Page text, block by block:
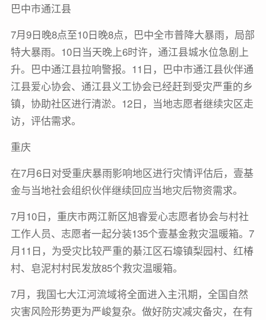
巴中市通江县
7月9日晚8点至10日晚8点，巴中全市普降大暴雨，局部
特大暴雨。10日当天晚上6时许，通江县城水位急剧上
升。巴中通江县拉响警报。11日，巴中市通江县伙伴通
江县爱心协会、通江县义工协会已经赶到受灾严重的乡
镇，协助社区进行清淤。12日，当地志愿者继续灾区走
访，评估需求。
重庆
在7月6日对受重庆暴雨影响地区进行灾情评估后，壹基
金与当地社会组织伙伴继续回应当地灾后物资需求。
7月10日，重庆市两江新区旭睿爱心志愿者协会与村社
工作人员、志愿者一起分装135个壹基金救灾温暖箱。7
月11日，为受灾比较严重的綦江区石壕镇梨园村、红椿
村、皂泥村村民发放85个救灾温暖箱。
7月，我国七大江河流域将全面进入主汛期，全国自然
灾害风险形势更为严峻复杂。做好防灾减灾备灾，在有